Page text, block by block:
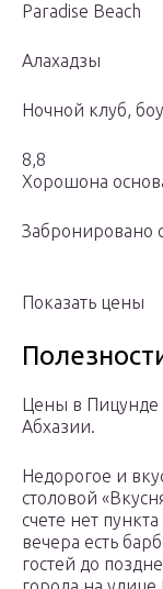
Paradise Beach
Алахадзы
Ночной клуб,
8,8
Хорошона
Забронировано
Показать цены
Цены в Пицунде
Абхазии.
Недорогое и
столовой
счете нет
вечера есть
гостей до